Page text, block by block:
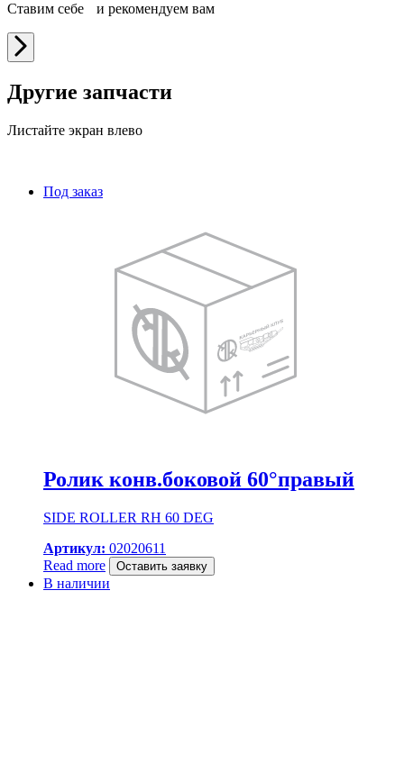
Ставим себе и рекомендуем вам
Другие запчасти
Листайте экран влево
Под заказ
Ролик конв.боковой 60°правый
SIDE ROLLER RH 60 DEG
Артикул: 02020611
Read more
Оставить заявку
В наличии